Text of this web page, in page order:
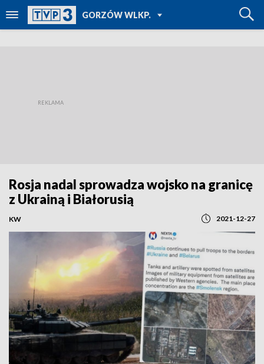
GORZÓW WLKP.
TVP REGIONY
Rosja nadal sprowadza wojsko na granicę
z Ukrainą i Białorusią
KW 2021-12-27